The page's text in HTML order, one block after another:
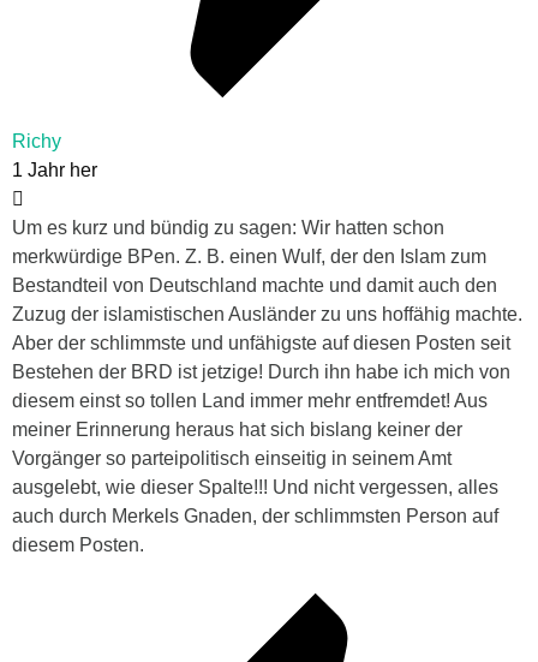
Richy
1 Jahr her
Um es kurz und bündig zu sagen: Wir hatten schon
merkwürdige BPen. Z. B. einen Wulf, der den Islam zum
Bestandteil von Deutschland machte und damit auch den
Zuzug der islamistischen Ausländer zu uns hoffähig machte.
Aber der schlimmste und unfähigste auf diesen Posten seit
Bestehen der BRD ist jetzige! Durch ihn habe ich mich von
diesem einst so tollen Land immer mehr entfremdet! Aus
meiner Erinnerung heraus hat sich bislang keiner der
Vorgänger so parteipolitisch einseitig in seinem Amt
ausgelebt, wie dieser Spalte!!! Und nicht vergessen, alles
auch durch Merkels Gnaden, der schlimmsten Person auf
diesem Posten.